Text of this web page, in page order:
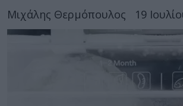
Μιχάλης Θερμόπουλος 19